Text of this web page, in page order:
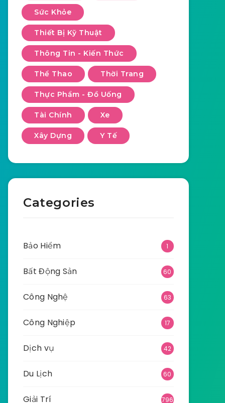
Sức Khỏe
Thiết Bị Kỹ Thuật
Thông Tin - Kiến Thức
Thể Thao Thời Trang
Thực Phẩm - Đồ Uống
Tài Chính Xe
Xây Dựng Y Tế
Categories
Bảo Hiểm 1
Bất Động Sản 60
Công Nghệ 63
Công Nghiệp 17
Dịch vụ 42
Du Lịch 60
Giải Trí 796